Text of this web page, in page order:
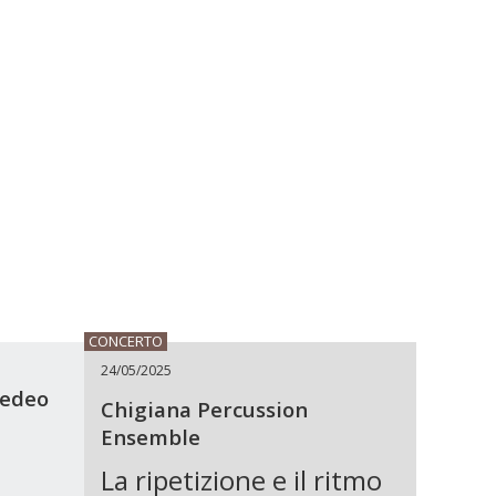
CONCERTO
24/05/2025
Chigiana Percussion
Ensemble
La ripetizione e il ritmo